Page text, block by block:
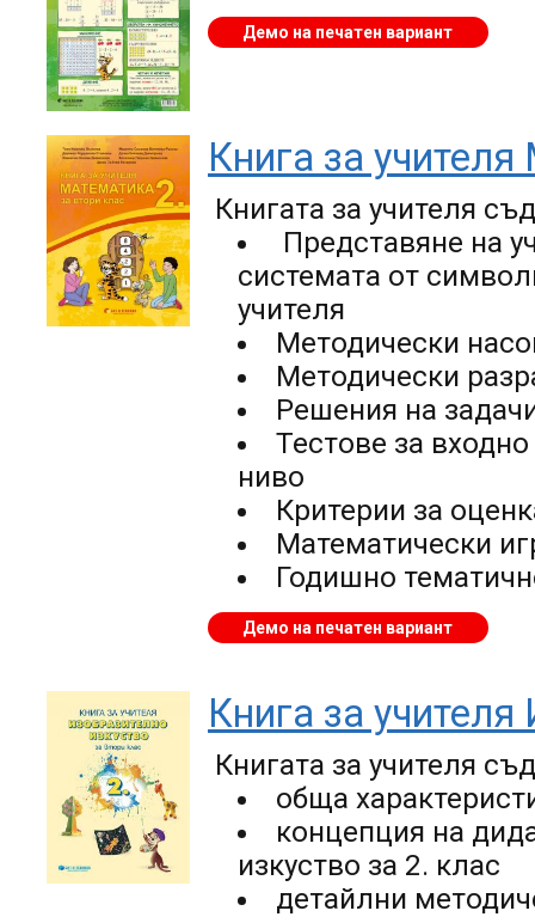
Демо на печатен вариант
Книга за
Книгата за учителя
Представяне на
системата от
учителя
Методически
Методически
Решения на
Тестове за
ниво
Критерии за
Математически
Годишно
Демо на печатен вариант
Книга за
Книгата за учителя
обща
концепция на
изкуство за 2. клас
детайлни